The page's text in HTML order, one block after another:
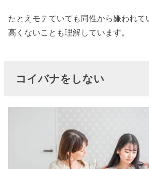
たとえモテていても同性から嫌われて
高くないことも理解しています。
コイバナをしない